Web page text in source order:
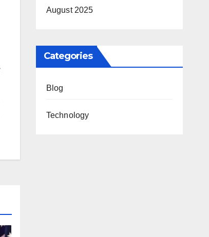
August 2025
Categories
Blog
Technology